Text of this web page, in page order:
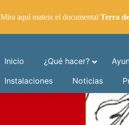
Inicio
¿Qué hacer?
Instalaciones
Noticias
Mira aquí mateix el documental Terra